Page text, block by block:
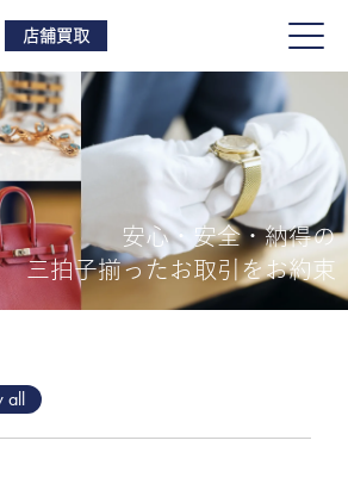
店舗買取
買取品目
店舗一覧
安心・安全・納得の
三拍子揃ったお取引をお約束
all